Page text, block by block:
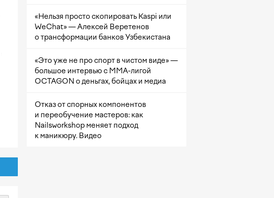
«Нельзя просто скопировать Kaspi или
WeChat» — Алексей Веретенов
о трансформации банков Узбекистана
«Это уже не про спорт в чистом виде» —
большое интервью с ММА-лигой
OCTAGON о деньгах, бойцах и медиа
Отказ от спорных компонентов
и переобучение мастеров: как
Nailsworkshop меняет подход
к маникюру. Видео